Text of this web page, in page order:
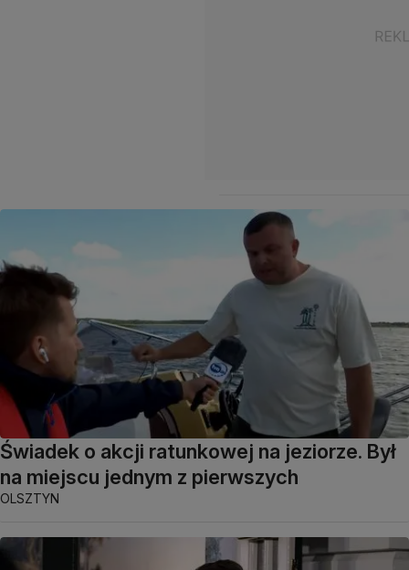
Świadek o akcji ratunkowej na jeziorze. Był
na miejscu jednym z pierwszych
OLSZTYN